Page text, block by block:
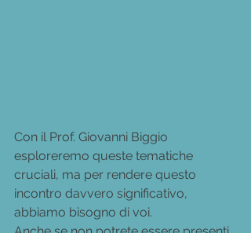
Con il Prof. Giovanni Biggio
esploreremo queste tematiche
cruciali, ma per rendere questo
incontro davvero significativo,
abbiamo bisogno di voi.